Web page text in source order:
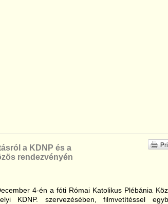
a KDNP és a
rendezvényén
4-én a fóti Római Katolikus Plébánia
KDNP. szervezésében, filmvetítéssel